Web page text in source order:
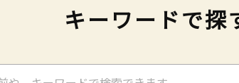
キーワードで探